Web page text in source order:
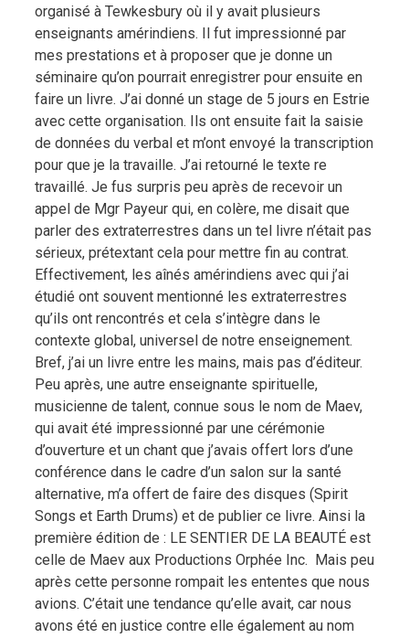
organisé à Tewkesbury où il y avait plusieurs
enseignants amérindiens. Il fut impressionné par
mes prestations et à proposer que je donne un
séminaire qu’on pourrait enregistrer pour ensuite en
faire un livre. J’ai donné un stage de 5 jours en Estrie
avec cette organisation. Ils ont ensuite fait la saisie
de données du verbal et m’ont envoyé la transcription
pour que je la travaille. J’ai retourné le texte re
travaillé. Je fus surpris peu après de recevoir un
appel de Mgr Payeur qui, en colère, me disait que
parler des extraterrestres dans un tel livre n’était pas
sérieux, prétextant cela pour mettre fin au contrat.
Effectivement, les aînés amérindiens avec qui j’ai
étudié ont souvent mentionné les extraterrestres
qu’ils ont rencontrés et cela s’intègre dans le
contexte global, universel de notre enseignement.
Bref, j’ai un livre entre les mains, mais pas d’éditeur.
Peu après, une autre enseignante spirituelle,
musicienne de talent, connue sous le nom de Maev,
qui avait été impressionné par une cérémonie
d’ouverture et un chant que j’avais offert lors d’une
conférence dans le cadre d’un salon sur la santé
alternative, m’a offert de faire des disques (Spirit
Songs et Earth Drums) et de publier ce livre. Ainsi la
première édition de : LE SENTIER DE LA BEAUTÉ est
celle de Maev aux Productions Orphée Inc. Mais peu
après cette personne rompait les ententes que nous
avions. C’était une tendance qu’elle avait, car nous
avons été en justice contre elle également au nom